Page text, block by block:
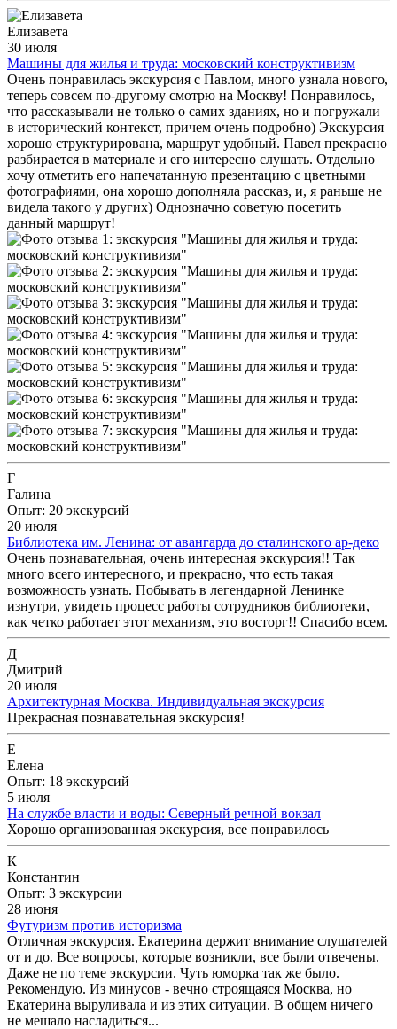
Елизавета
30 июля
Машины для жилья и труда: московский конструктивизм
Очень понравилась экскурсия с Павлом, много узнала нового,
теперь совсем по-другому смотрю на Москву! Понравилось,
что рассказывали не только о самих зданиях, но и погружали
в исторический контекст, причем очень подробно) Экскурсия
хорошо структурирована, маршрут удобный. Павел прекрасно
разбирается в материале и его интересно слушать. Отдельно
хочу отметить его напечатанную презентацию с цветными
фотографиями, она хорошо дополняла рассказ, и, я раньше не
видела такого у других) Однозначно советую посетить
данный маршрут!
Г
Галина
Опыт: 20 экскурсий
20 июля
Библиотека им. Ленина: от авангарда до сталинского ар-деко
Очень познавательная, очень интересная экскурсия!! Так
много всего интересного, и прекрасно, что есть такая
возможность узнать. Побывать в легендарной Ленинке
изнутри, увидеть процесс работы сотрудников библиотеки,
как четко работает этот механизм, это восторг!! Спасибо всем.
Д
Дмитрий
20 июля
Архитектурная Москва. Индивидуальная экскурсия
Прекрасная познавательная экскурсия!
Е
Елена
Опыт: 18 экскурсий
5 июля
На службе власти и воды: Северный речной вокзал
Хорошо организованная экскурсия, все понравилось
К
Константин
Опыт: 3 экскурсии
28 июня
Футуризм против историзма
Отличная экскурсия. Екатерина держит внимание слушателей
от и до. Все вопросы, которые возникли, все были отвечены.
Даже не по теме экскурсии. Чуть юморка так же было.
Рекомендую. Из минусов - вечно строящаяся Москва, но
Екатерина выруливала и из этих ситуации. В общем ничего
не мешало насладиться...